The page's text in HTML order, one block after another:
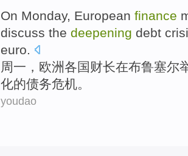
On Monday, European finance
discuss the deepening debt
euro.
周一 ， 欧洲各国 财长在布鲁塞尔
化的债务危机。
youdao